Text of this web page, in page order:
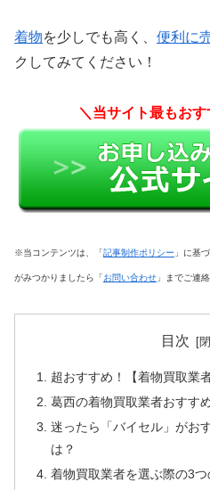
着物を少しでも高く、 便利に
クしてみてください！
＼当サイト最もお
※当コンテンツは、「記事制作ポリシー 」に基
がみつかりましたら「お問い合わせ 」までご連
目次
超おすすめ！【着物買取業
葛西の着物買取業者おすす
迷ったら「バイセル」がお
は？
着物買取業者を選ぶ際の3つ